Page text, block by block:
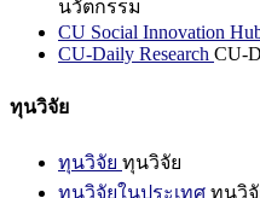
นวัตกรรม
CU Social Innovation
CU-Daily Research CU-
ทุนวิจัย
ทุนวิจัย ทุนวิจัย
ทุนวิจัยในประเทศ ทุนวิจั